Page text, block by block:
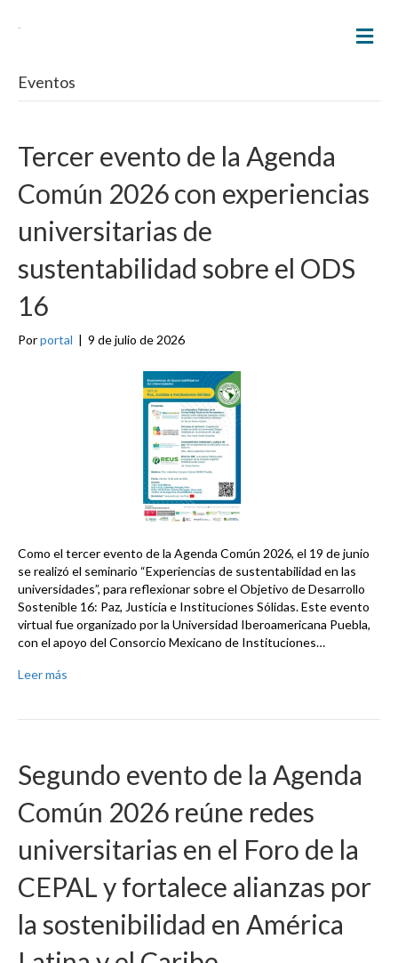
M
E
Eventos
Tercer evento de la Agenda
Común 2026 con experiencias
universitarias de
sustentabilidad sobre el ODS
16
Porportal | 9 de julio de 2026
Como el tercer evento de la Agenda Común 2026, el 19 de junio
se realizó el seminario “Experiencias de sustentabilidad en las
universidades”, para reflexionar sobre el Objetivo de Desarrollo
Sostenible 16: Paz, Justicia e Instituciones Sólidas. Este evento
virtual fue organizado por la Universidad Iberoamericana Puebla,
con el apoyo del Consorcio Mexicano de Instituciones…
Leer más
Segundo evento de la Agenda
Común 2026 reúne redes
universitarias en el Foro de la
CEPAL y fortalece alianzas por
la sostenibilidad en América